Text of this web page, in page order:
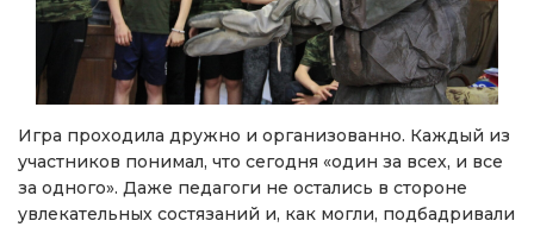
Игра проходила дружно и организованно. Каждый из
участников понимал, что сегодня «один за всех, и все
за одного». Даже педагоги не остались в стороне
увлекательных состязаний и, как могли, подбадривали